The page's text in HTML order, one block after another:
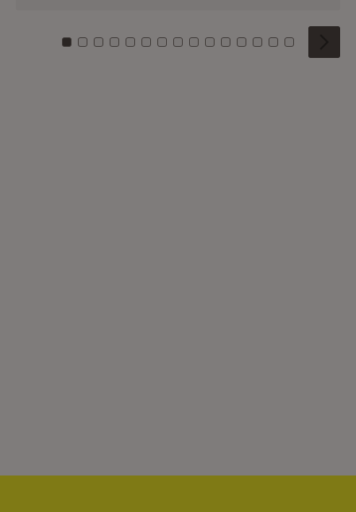
Zu Kachel: 0
Zu Kachel: 1
Zu Kachel: 2
Zu Kachel: 3
Zu Kachel: 4
Zu Kachel: 5
Zu Kachel: 6
Zu Kachel: 7
Zu Kachel: 8
Zu Kachel: 9
Zu Kachel: 10
Zu Kachel: 11
Zu Kachel: 12
Zu Kachel:
Zu